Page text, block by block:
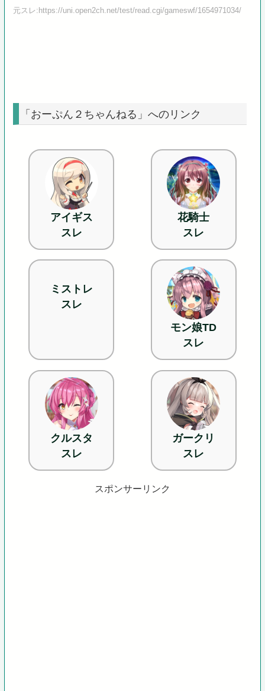
元スレ:https://uni.open2ch.net/test/read.cgi/gameswf/1654971034/
「おーぷん２ちゃんねる」へのリンク
アイギス
スレ
花騎士
スレ
ミストレ
スレ
モン娘TD
スレ
クルスタ
スレ
ガークリ
スレ
スポンサーリンク